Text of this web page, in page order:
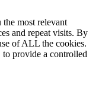
most relevant
and repeat visits. By
of ALL the cookies.
provide a controlled